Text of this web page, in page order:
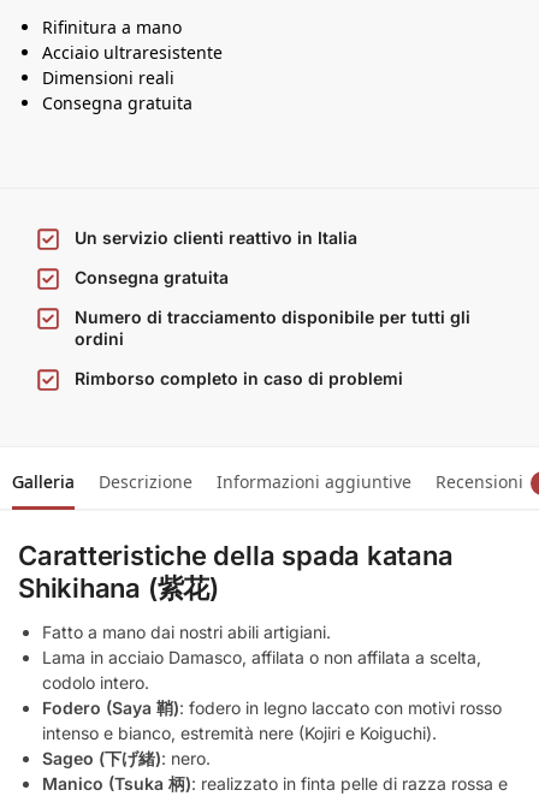
Rifinitura a mano
Acciaio ultraresistente
Dimensioni reali
Consegna gratuita
Un servizio clienti reattivo in Italia
Consegna gratuita
Numero di tracciamento disponibile per tutti gli
ordini
Rimborso completo in caso di problemi
Galleria Descrizione Informazioni aggiuntive Recensioni
Caratteristiche della spada katana
Shikihana (紫花)
Fatto a mano dai nostri abili artigiani.
Lama in acciaio Damasco, affilata o non affilata a scelta,
codolo intero.
Fodero (Saya 鞘): fodero in legno laccato con motivi rosso
intenso e bianco, estremità nere (Kojiri e Koiguchi).
Sageo (下げ緒): nero.
Manico (Tsuka 柄): realizzato in finta pelle di razza rossa e